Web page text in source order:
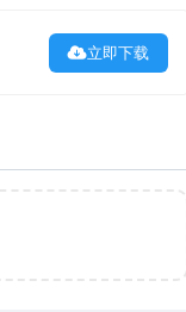
立即下载